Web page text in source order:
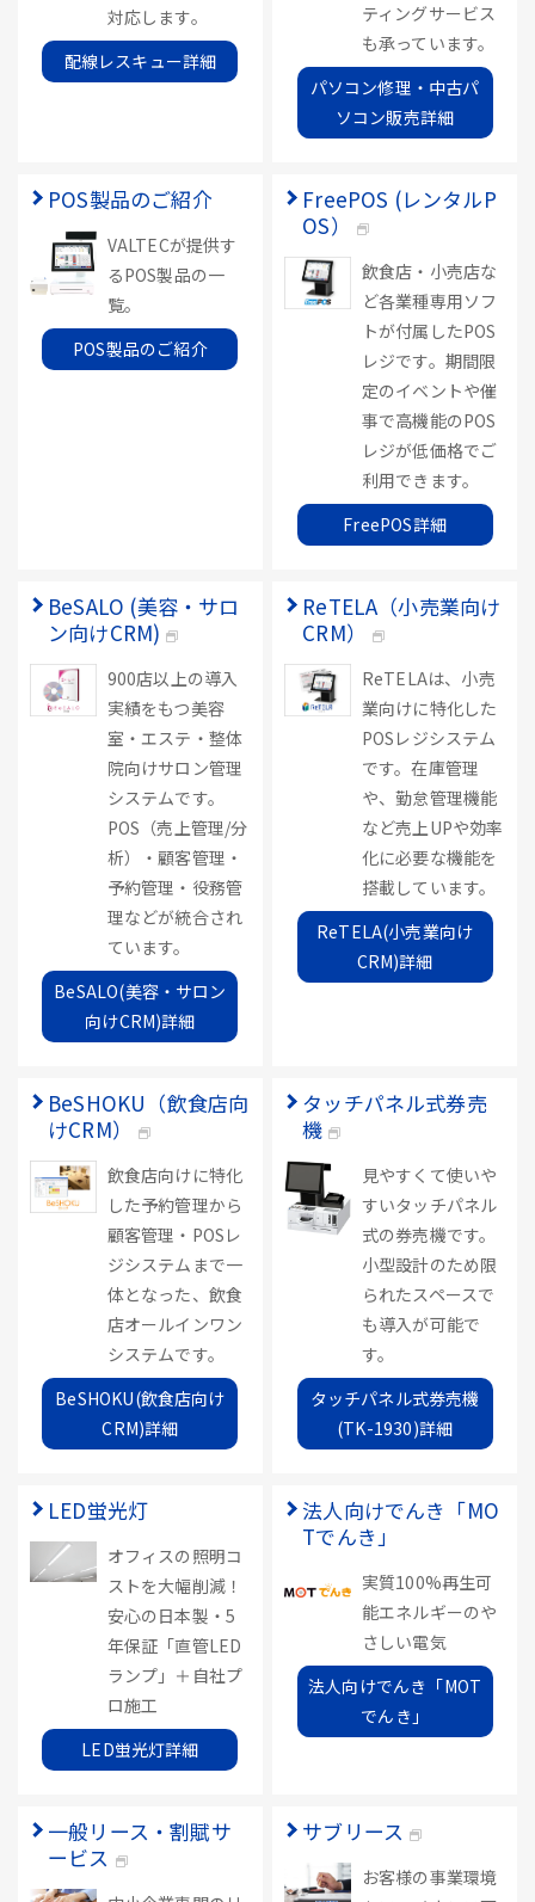
対応します。
配線レスキュー詳細
ティングサービス
も承っています。
パソコン修理・中古パ
ソコン販売詳細
POS製品のご紹介
VALTECが提供す
るPOS製品の一
覧。
POS製品のご紹介
FreePOS (レンタルP
OS）
飲食店・小売店な
ど各業種専用ソフ
トが付属したPOS
レジです。期間限
定のイベントや催
事で高機能のPOS
レジが低価格でご
利用できます。
FreePOS詳細
BeSALO (美容・サロ
ン向けCRM)
900店以上の導入
実績をもつ美容
室・エステ・整体
院向けサロン管理
システムです。
POS（売上管理/分
析）・顧客管理・
予約管理・役務管
理などが統合され
ています。
BeSALO(美容・サロン
向けCRM)詳細
ReTELA（小売業向け
CRM）
ReTELAは、小売
業向けに特化した
POSレジシステム
です。在庫管理
や、勤怠管理機能
など売上UPや効率
化に必要な機能を
搭載しています。
ReTELA(小売業向け
CRM)詳細
BeSHOKU（飲食店向
けCRM）
飲食店向けに特化
した予約管理から
顧客管理・POSレ
ジシステムまで一
体となった、飲食
店オールインワン
システムです。
BeSHOKU(飲食店向け
CRM)詳細
タッチパネル式券売
機
見やすくて使いや
すいタッチパネル
式の券売機です。
小型設計のため限
られたスペースで
も導入が可能で
す。
タッチパネル式券売機
(TK-1930)詳細
LED蛍光灯
オフィスの照明コ
ストを大幅削減！
安心の日本製・5
年保証「直管LED
ランプ」＋自社プ
ロ施工
LED蛍光灯詳細
法人向けでんき「MO
Tでんき」
実質100%再生可
能エネルギーのや
さしい電気
法人向けでんき「MOT
でんき」
一般リース・割賦サ
ービス
サブリース
お客様の事業環境